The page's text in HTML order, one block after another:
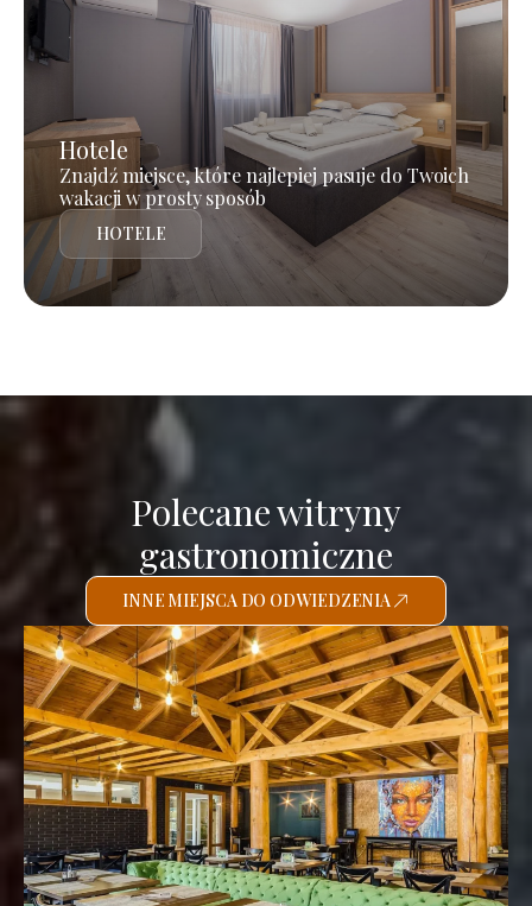
Hotele
Znajdź miejsce, które najlepiej pasuje do Twoich
wakacji w prosty sposób
HOTELE
Polecane witryny
gastronomiczne
INNE MIEJSCA DO ODWIEDZENIA